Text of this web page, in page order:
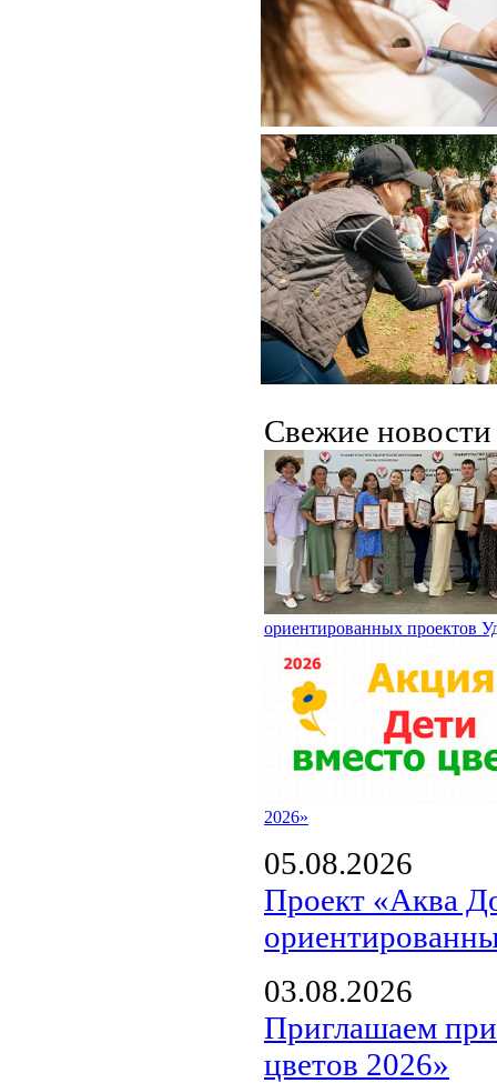
Свежие
ориентированных проектов
2026»
05.08.2026
Проект «Аква
03.08.2026
Приглашаем
цветов 2026»